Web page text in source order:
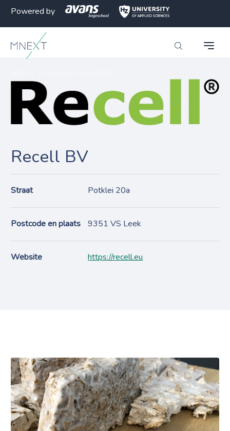
Powered by
Recell BV
Straat Potklei 20a
Postcode en plaats 9351 VS Leek
Website https://recell.eu